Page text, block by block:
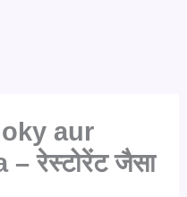
aur
रेस्टोरेंट जैसा